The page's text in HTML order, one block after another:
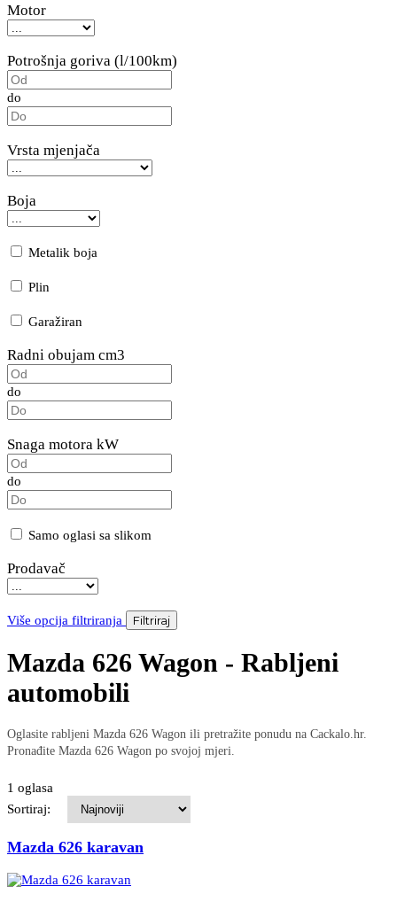
Motor
Potrošnja goriva (l/100km)
do
Vrsta mjenjača
Boja
Metalik boja
Plin
Garažiran
Radni obujam cm3
do
Snaga motora kW
do
Samo oglasi sa slikom
Prodavač
Više opcija filtriranja Filtriraj
Mazda 626 Wagon - Rabljeni
automobili
Oglasite rabljeni Mazda 626 Wagon ili pretražite ponudu na Cackalo.hr.
Pronađite Mazda 626 Wagon po svojoj mjeri.
1 oglasa
Sortiraj:
Mazda 626 karavan